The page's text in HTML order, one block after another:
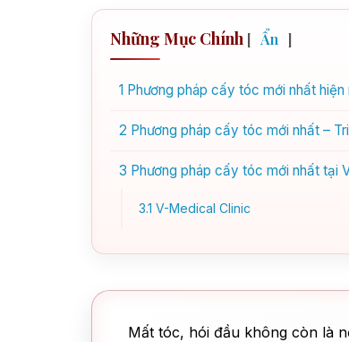
Những Mục Chính [ Ẩn ]
1 Phương pháp cấy tóc mới nhất
2 Phương pháp cấy tóc mới nhất –
3 Phương pháp cấy tóc mới nhất tại
3.1 V-Medical Clinic
Mất tóc, hói đầu không còn là